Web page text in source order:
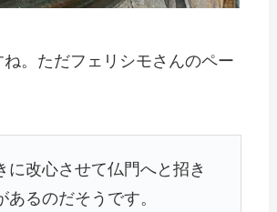
。ただフェリシモさんのペー
改心させて仏門へと招き
るのだそうです。